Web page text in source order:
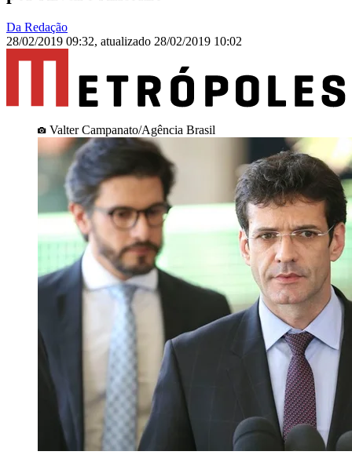
Da Redação
28/02/2019 09:32, atualizado 28/02/2019 10:02
Valter Campanato/Agência Brasil